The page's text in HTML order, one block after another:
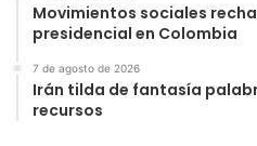
Movimientos sociales
presidencial en Colombia
7 de agosto de 2026
Irán tilda de fantasía
recursos